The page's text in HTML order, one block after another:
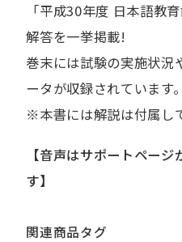
「平成30年度 日本語教
解答を一挙掲載!
巻末には試験の実施状況
ータが収録されています。
※本書には解説は付属し
【音声はサポートペー
す】
関連商品タグ